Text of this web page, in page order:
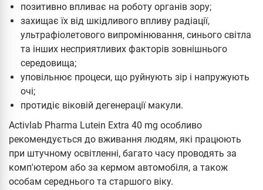
позитивно впливає на роботу органів зору;
захищає їх від шкідливого впливу радіації,
ультрафіолетового випромінювання, синього світла
та інших несприятливих факторів зовнішнього
середовища;
уповільнює процеси, що руйнують зір і напружують
очі;
протидіє віковій дегенерації макули.
Activlab Pharma Lutein Extra 40 mg особливо
рекомендується до вживання людям, які працюють
при штучному освітленні, багато часу проводять за
комп'ютером або за кермом автомобіля, а також
особам середнього та старшого віку.